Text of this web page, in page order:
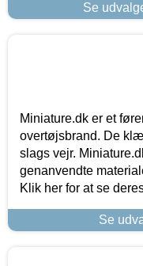
Se
Miniature.dk er et
overtøjsbrand. De
slags vejr.
genanvendte
Klik her for at se
Se